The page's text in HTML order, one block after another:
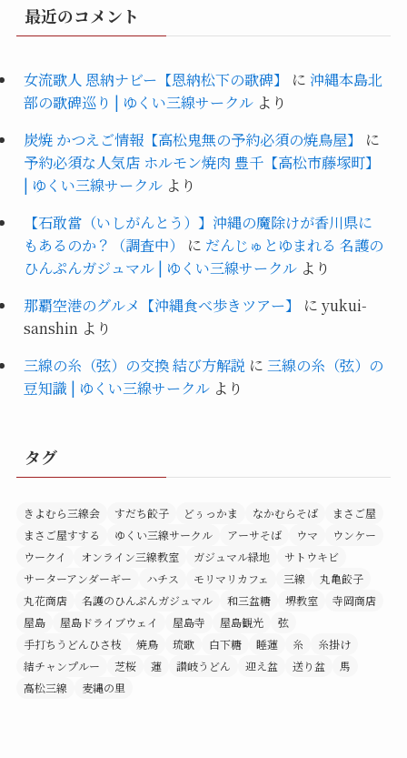
最近のコメント
女流歌人 恩納ナビー【恩納松下の歌碑】 に 沖縄本島北
部の歌碑巡り | ゆくい三線サークルより
炭焼 かつえご情報【高松鬼無の予約必須の焼鳥屋】
に
予約必須な人気店 ホルモン焼肉 豊千【高松市藤塚町】
| ゆくい三線サークルより
【石敢當（いしがんとう）】沖縄の魔除けが香川県に
もあるのか？（調査中）
に だんじゅとゆまれる 名護の
ひんぷんガジュマル | ゆくい三線サークルより
那覇空港のグルメ【沖縄食べ歩きツアー】
に yukui-
sanshinより
三線の糸（弦）の交換 結び方解説 に 三線の糸（弦）の
豆知識 | ゆくい三線サークルより
タグ
きよむら三線会 すだち餃子 どぅっかま なかむらそば
まさご屋
まさご屋すする
ゆくい三線サークル アーサそば ウマ
ウンケー
ウークイ
オンライン三線教室 ガジュマル緑地
サトウキビ
サーターアンダーギー
ハチス モリマリカフェ 三線
丸亀餃子
丸花商店
名護のひんぷんガジュマル 和三盆糖 堺教室
寺岡商店
屋島
屋島ドライブウェイ 屋島寺 屋島観光
弦
手打ちうどんひさ枝
焼鳥 琉歌 白下糖 睡蓮 糸
糸掛け
結チャンプルー
芝桜 蓮 讃岐うどん 迎え盆 送り盆
馬
高松三線
麦縄の里